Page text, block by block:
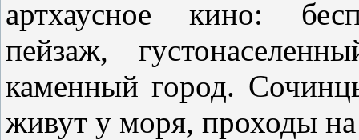
артхаусное кино:
пейзаж,
каменный город.
живут у моря, проходы